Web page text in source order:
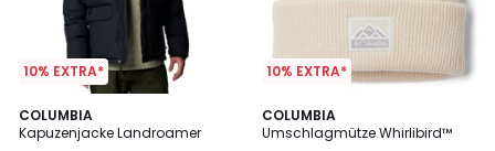
10% EXTRA*
COLUMBIA
Kapuzenjacke Landroamer
4
/
10% EXTRA*
COLUMBIA
Umschlagmütze Whirlibird™
2
Farben